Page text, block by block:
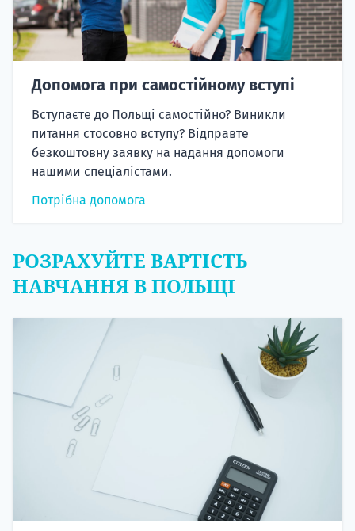
Допомога при самостійному вступі
Вступаєте до Польщі самостійно? Виникли
питання стосовно вступу? Відправте
безкоштовну заявку на надання допомоги
нашими спеціалістами.
Потрібна допомога
РОЗРАХУЙТЕ ВАРТІСТЬ
НАВЧАННЯ В ПОЛЬЩІ